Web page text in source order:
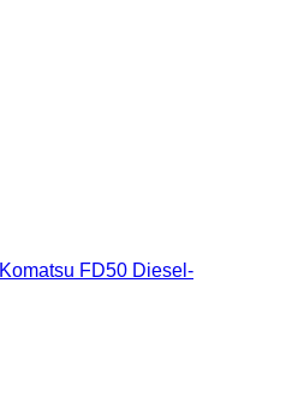
Komatsu FD50 Diesel-